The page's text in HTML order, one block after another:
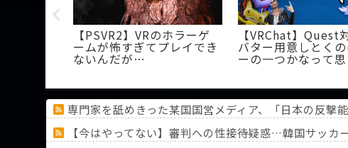
【PSVR2】VRのホラーゲ
ームが怖すぎてプレイでき
ないんだが…
【VRChat】Quest
バター用意しとく
ーの一つかなって思
専門家を舐めきった某国国営メディア、「日本の反
【今はやってない】審判への性接待疑惑…韓国サッ